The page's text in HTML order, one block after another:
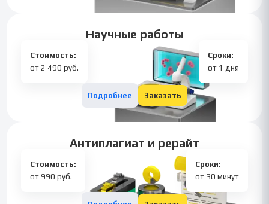
Научные работы
Стоимость:
от 2 490 руб.
Сроки:
от 1 дня
Подробнее Заказать
Антиплагиат и рерайт
Стоимость:
от 990 руб.
Сроки:
от 30 минут